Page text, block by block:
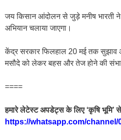
जय किसान आंदोलन से जुड़े मनीष भारती
अभियान चलाया जाएगा।
केंद्र सरकार फिलहाल 20 मई तक सुझाव
मसौदे को लेकर बहस और तेज होने की
====
हमारे लेटेस्ट अपडेट्स के लिए ‘कृषि
https://whatsapp.com/channel/